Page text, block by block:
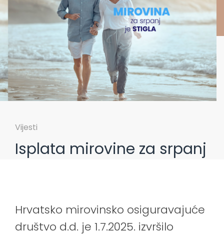
Vijesti
Isplata mirovine za srpanj
Hrvatsko mirovinsko osiguravajuće
društvo d.d. je 1.7.2025. izvršilo